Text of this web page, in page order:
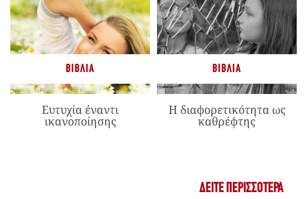
ΒΙΒΛΊΑ
Ευτυχία έναντι
ικανοποίησης
ΒΙΒΛΊΑ
Η διαφορετικότητα ως
καθρέφτης
ΔΕΊΤΕ ΠΕΡΙΣΣΌΤΕΡΑ